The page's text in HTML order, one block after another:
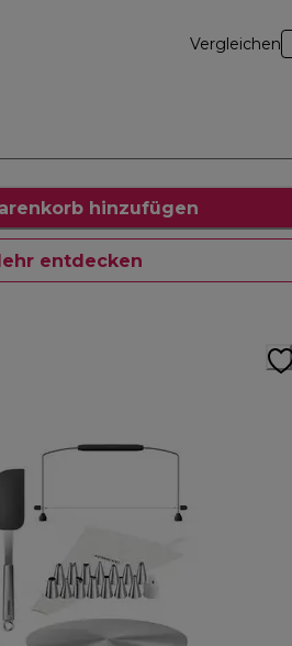
Vergleichen
hinzufügen
entdecken